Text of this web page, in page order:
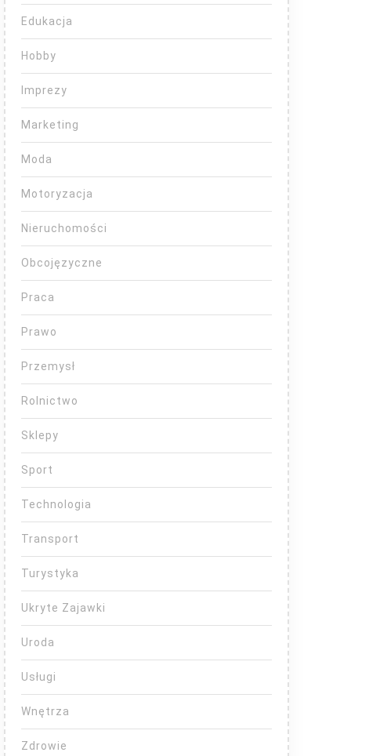
Edukacja
Hobby
Imprezy
Marketing
Moda
Motoryzacja
Nieruchomości
Obcojęzyczne
Praca
Prawo
Przemysł
Rolnictwo
Sklepy
Sport
Technologia
Transport
Turystyka
Ukryte Zajawki
Uroda
Usługi
Wnętrza
Zdrowie